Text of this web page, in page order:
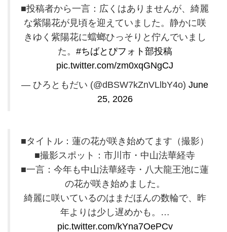
■投稿者から一言：広くはありませんが、綺麗
な紫陽花が見頃を迎えていました。静かに咲
きゆく紫陽花に蟷螂ひっそりと佇んでいまし
た。 #ちばとぴフォト部投稿
pic.twitter.com/zm0xqGNgCJ
— ひろともだい (@dBSW7kZnVLlbY4o) June
25, 2026
■タイトル：蓮の花が咲き始めてます（撮影）
■撮影スポット：市川市・中山法華経寺
■一言：今年も中山法華経寺・八大龍王池に蓮
の花が咲き始めました。
綺麗に咲いているのはまだほんの数輪で、昨
年よりは少し遅めかも。…
pic.twitter.com/kYna7OePCv